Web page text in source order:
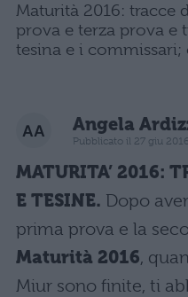
Maturità 2016: tracce
prova e terza prova e
tesina e i
Angela
Pubblicato il 27 giu 2016
MATURITA’ 2016:
E TESINE. Dopo
prima prova e la
Maturità 2016,
Miur sono finite, ti